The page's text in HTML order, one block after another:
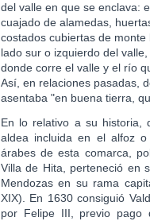
del valle en que se enclava:
cuajado de alamedas,
costados cubiertas de
lado sur o izquierdo del
donde corre el valle y el río
Así, en relaciones pasadas,
asentaba "en buena tierra,
En lo relativo a su historia,
aldea incluida en el alfoz
árabes de esta comarca,
Villa de Hita, perteneció en
Mendozas en su rama
XIX). En 1630 consiguió
por Felipe III, previo pago